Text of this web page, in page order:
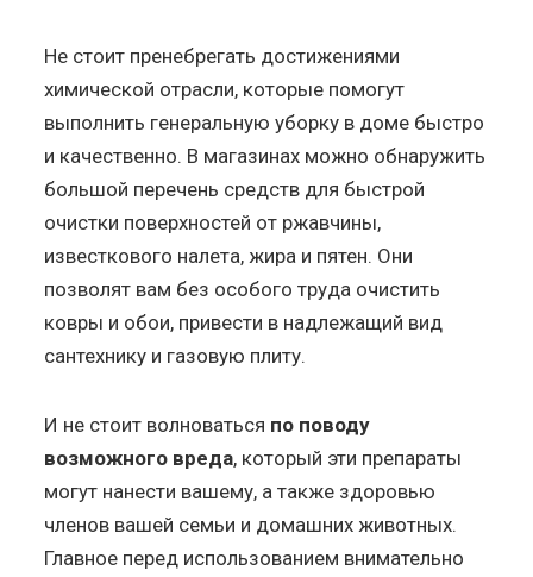
Не стоит пренебрегать достижениями
химической отрасли, которые помогут
выполнить генеральную уборку в доме быстро
и качественно. В магазинах можно обнаружить
большой перечень средств для быстрой
очистки поверхностей от ржавчины,
известкового налета, жира и пятен. Они
позволят вам без особого труда очистить
ковры и обои, привести в надлежащий вид
сантехнику и газовую плиту.
И не стоит волноваться по поводу
возможного вреда, который эти препараты
могут нанести вашему, а также здоровью
членов вашей семьи и домашних животных.
Главное перед использованием внимательно